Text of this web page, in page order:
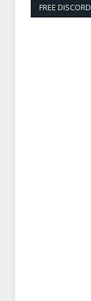
FREE DISCORD